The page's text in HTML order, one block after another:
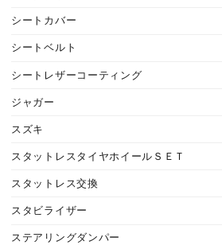
シートカバー
シートベルト
シートレザーコーティング
ジャガー
スズキ
スタットレスタイヤホイールＳＥＴ
スタットレス交換
スタビライザー
ステアリングダンパー